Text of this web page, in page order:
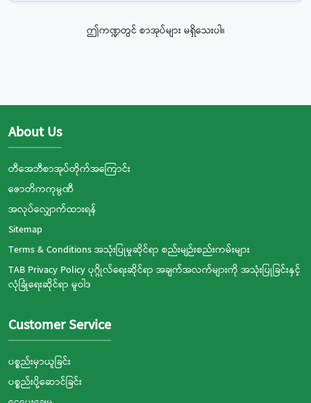
ဤကဏ္ဍတွင် စာအုပ်များ မရှိသေးပါ။
About Us
တီအေဘီစာအုပ်တိုက်အကြောင်း
ဇောတိကကုမ္ပဏီ
အလုပ်လျှောက်ထားရန်
Sitemap
Terms & Conditions အသုံးပြုမှုဆိုင်ရာ စည်းမျဉ်းစည်းကမ်းများ
TAB Privacy Policy ပုဂ္ဂိုလ်ရေးဆိုင်ရာ အချက်အလက်များကို အသုံးပြုခြင်းနှင့်
လုံခြုံရေးဆိုင်ရာ မူဝါဒ
Customer Service
ပစ္စည်းမှာယူခြင်း
ပစ္စည်းပို့ဆောင်ခြင်း